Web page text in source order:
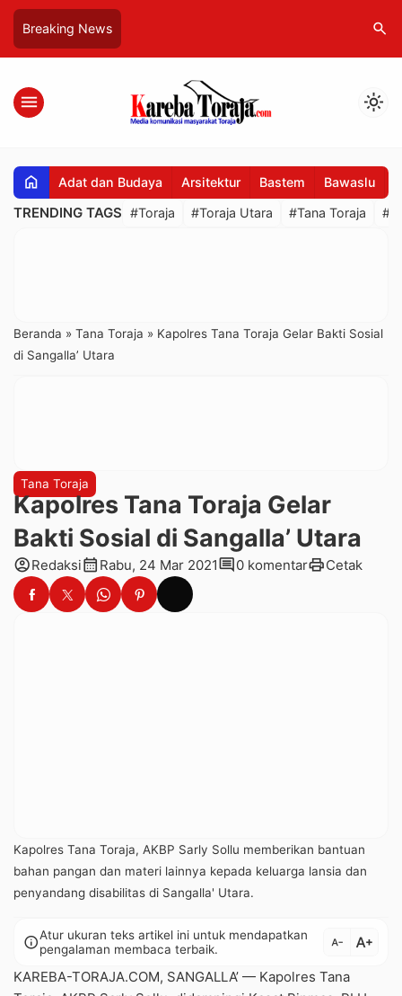
Breaking News search
menu light_mode
home Adat dan Budaya Arsitektur Bastem Bawaslu
TRENDING TAGS #Toraja #Toraja Utara #Tana Toraja
Beranda » Tana Toraja » Kapolres Tana Toraja Gelar Bakti Sosial
di Sangalla’ Utara
Tana Toraja
Kapolres Tana Toraja Gelar
Bakti Sosial di Sangalla’ Utara
account_circleRedaksicalendar_month Rabu, 24 Mar 2021comment0 komentarprintCetak
Kapolres Tana Toraja, AKBP Sarly Sollu memberikan bantuan
bahan pangan dan materi lainnya kepada keluarga lansia dan
penyandang disabilitas di Sangalla' Utara.
infoAtur ukuran teks artikel ini untuk mendapatkan
pengalaman membaca terbaik.
text_decrease text_increase
KAREBA-TORAJA.COM, SANGALLA’ — Kapolres Tana